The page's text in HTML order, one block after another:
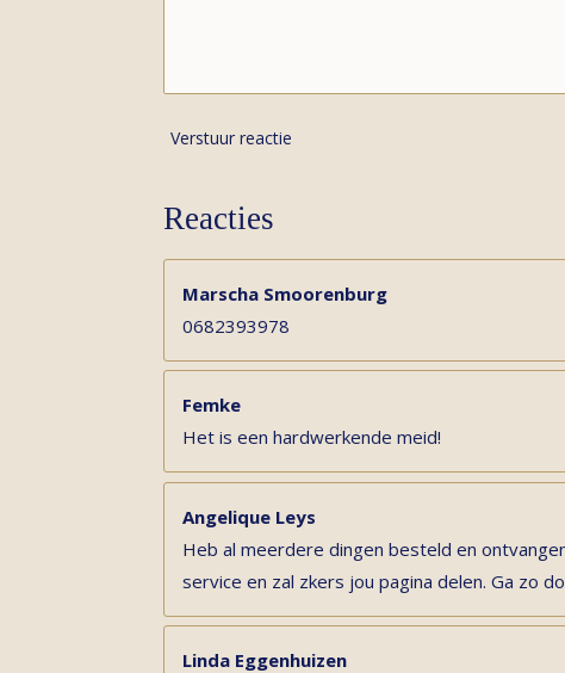
Verstuur reactie
Reacties
Marscha Smoorenburg
0682393978
Femke
Het is een hardwerkende meid!
Angelique Leys
Heb al meerdere dingen besteld en
service en zal zkers jou pagina delen. Ga zo
Linda Eggenhuizen